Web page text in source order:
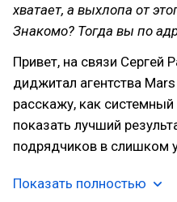
хватает, а выхлопа от
Знакомо? Тогда вы по
Привет, на связи Сергей
диджитал агентства
расскажу, как
показать лучший
подрядчиков в слишком
Показать полностью